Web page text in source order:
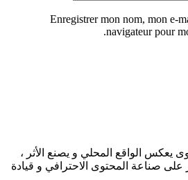
Enregistrer mon nom, mon e-
navigateur pour
يعكس الواقع المحلي و يصنع الأثر ،
على صناعة المحتوى الاحترافي و قيادة